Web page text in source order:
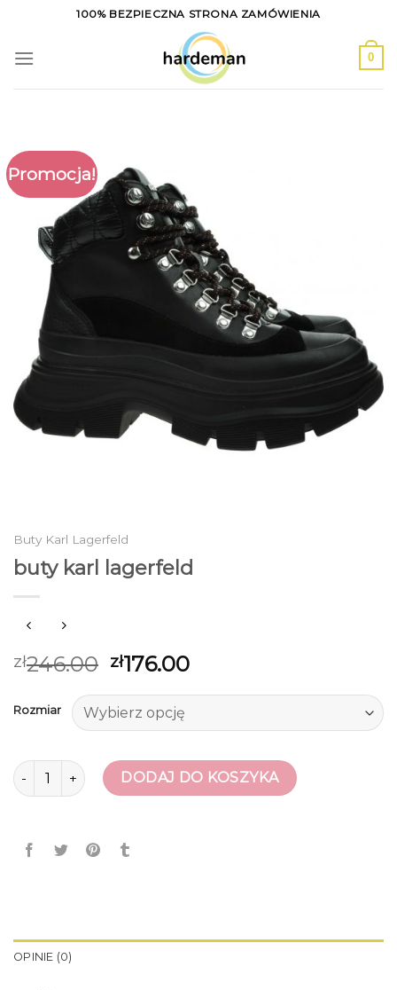
content
100% BEZPIECZNA STRONA ZAMÓWIENIA
0
Promocja!
Buty Karl Lagerfeld
buty karl lagerfeld
zł246.00 zł176.00
Rozmiar
ilość buty karl lagerfeldDODAJ DO KOSZYKA
OPINIE (0)